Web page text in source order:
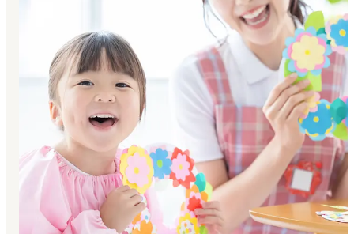
地域から探す
マイページ
閲覧履歴
お気に入り
見学日記